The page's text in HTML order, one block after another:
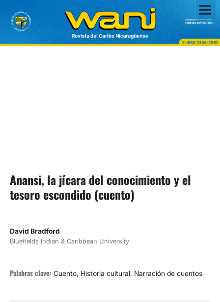
Anansi, la jícara del conocimiento y el
tesoro escondido (cuento)
David Bradford
Bluefields Indian & Caribbean University
Palabras clave: Cuento, Historia cultural, Narración de cuentos